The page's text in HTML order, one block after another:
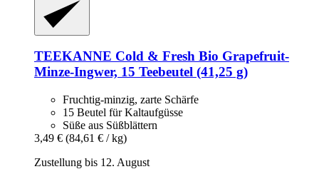
TEEKANNE Cold & Fresh Bio Grapefruit-​
Minze-​Ingwer, 15 Teebeutel (41,25 g)
Fruchtig-minzig, zarte Schärfe
15 Beutel für Kaltaufgüsse
Süße aus Süßblättern
3,49 € (84,61 € / kg)
Zustellung bis 12. August